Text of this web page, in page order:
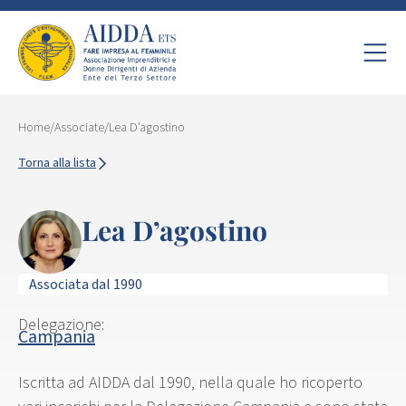
Home/Associate/Lea D’agostino
Torna alla lista
Lea D’agostino
Associata dal 1990
Delegazione:
Campania
Iscritta ad AIDDA dal 1990, nella quale ho ricoperto